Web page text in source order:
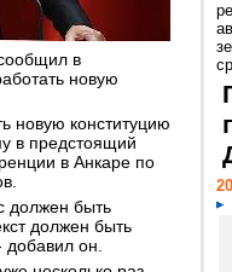
в
новую
новую конституцию
в предстоящий
в Анкаре по
должен быть
должен быть
он.